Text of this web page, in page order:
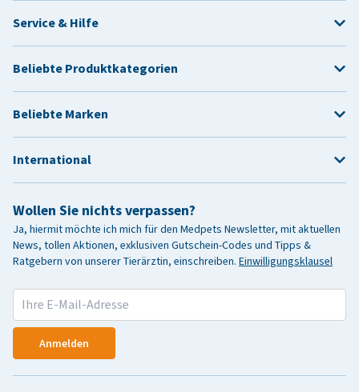
Wollen Sie nichts verpassen?
Ja, hiermit möchte ich mich für den Medpets Newsletter, mit aktuellen
News, tollen Aktionen, exklusiven Gutschein-Codes und Tipps &
Ratgebern von unserer Tierärztin, einschreiben. Einwilligungsklausel
Anmelden
Service & Hilfe
Beliebte Produktkategorien
Beliebte Marken
International